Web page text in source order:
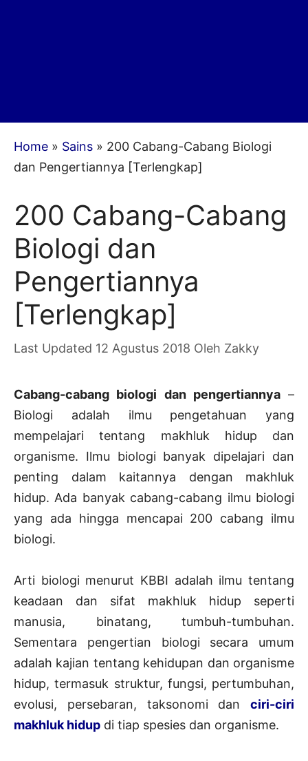
Home » Sains » 200 Cabang-Cabang Biologi
dan Pengertiannya [Terlengkap]
200 Cabang-Cabang
Biologi dan
Pengertiannya
[Terlengkap]
12 Agustus 2018 Oleh Zakky
Cabang-cabang biologi dan pengertiannya–
Biologi adalah ilmu pengetahuan yang
mempelajari tentang makhluk hidup dan
organisme. Ilmu biologi banyak dipelajari dan
penting dalam kaitannya dengan makhluk
hidup. Ada banyak cabang-cabang ilmu biologi
yang ada hingga mencapai 200 cabang ilmu
biologi.
Arti biologi menurut KBBI adalah ilmu tentang
keadaan dan sifat makhluk hidup seperti
manusia, binatang, tumbuh-tumbuhan.
Sementara pengertian biologi secara umum
adalah kajian tentang kehidupan dan organisme
hidup, termasuk struktur, fungsi, pertumbuhan,
evolusi, persebaran, taksonomi dan ciri-ciri
makhluk hidup di tiap spesies dan organisme.